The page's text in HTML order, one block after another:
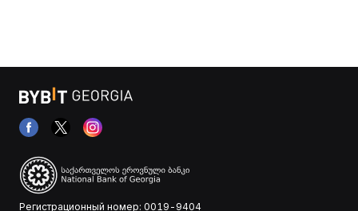
Регистрационный номер: 0019-9404